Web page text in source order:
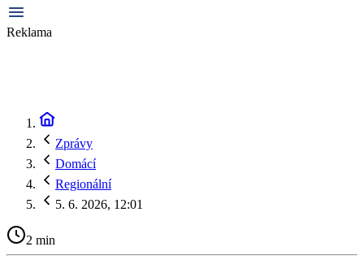
Reklama
Zprávy
Domácí
Regionální
5. 6. 2026, 12:01
2 min